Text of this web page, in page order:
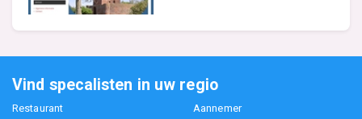
Vind specalisten in uw regio
Restaurant Aannemer